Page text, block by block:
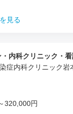
見る
内科クリニック・
症内科クリニック岩
320,000円